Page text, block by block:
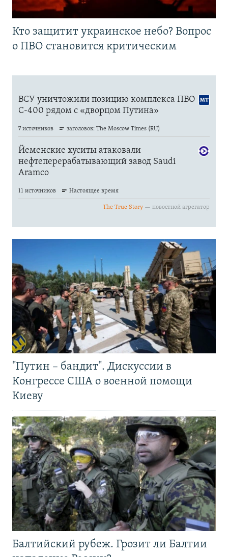
Кто защитит украинское небо? Вопрос
о ПВО становится критическим
"Путин – бандит". Дискуссии в
Конгрессе США о военной помощи
Киеву
Балтийский рубеж. Грозит ли Балтии